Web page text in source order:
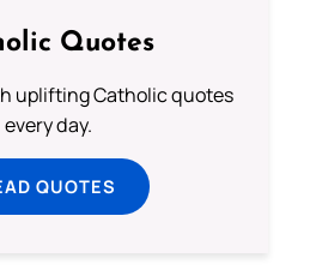
Quotes
uplifting Catholic quotes
every day.
QUOTES